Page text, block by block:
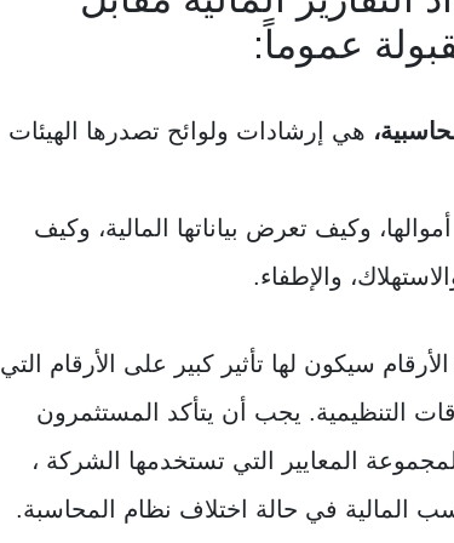
عموماً:
هي إرشادات ولوائح تصدرها الهيئات
وكيف تعرض بياناتها المالية، وكيف
والإطفاء.
سيكون لها تأثير كبير على الأرقام التي
التنظيمية. يجب أن يتأكد المستثمرون
المعايير التي تستخدمها الشركة ،
المالية في حالة اختلاف نظام المحاسبة.